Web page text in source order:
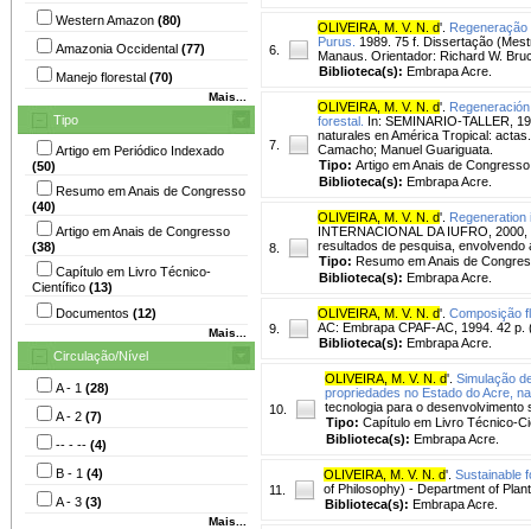
Western Amazon (80)
Amazonia Occidental (77)
Manejo florestal (70)
Mais...
Tipo
Artigo em Periódico Indexado
(50)
Resumo em Anais de Congresso
(40)
Artigo em Anais de Congresso
(38)
Capítulo em Livro Técnico-
Científico (13)
Documentos (12)
Mais...
Circulação/Nível
A - 1 (28)
A - 2 (7)
-- - -- (4)
B - 1 (4)
A - 3 (3)
Mais...
6.
OLIVEIRA, M. V. N. d'.
Purus.
1989. 75 f. Dissertação
Manaus. Orientador: Richard W.
Biblioteca(s): Embrapa Acre.
7.
OLIVEIRA, M. V. N. d'.
forestal. In: SEMINARIO-TALLER,
naturales en América Tropical:
Camacho; Manuel Guariguata.
Tipo: Artigo em Anais de Congresso
Biblioteca(s): Embrapa Acre.
8.
OLIVEIRA, M. V. N. d'. Regeneration
INTERNACIONAL DA IUFRO,
resultados de pesquisa, envolvendo
Tipo: Resumo em Anais de
Biblioteca(s): Embrapa Acre.
9.
OLIVEIRA, M. V. N. d'. Composição
AC: Embrapa CPAF-AC, 1994. 42
Biblioteca(s): Embrapa Acre.
10.
OLIVEIRA, M. V. N. d'. Simulação
propriedades no Estado do Acre,
tecnologia para o desenvolvimento
Tipo: Capítulo em Livro Técnico-
Biblioteca(s): Embrapa Acre.
11.
OLIVEIRA, M. V. N. d'. Sustainable
of Philosophy) - Department of
Biblioteca(s): Embrapa Acre.